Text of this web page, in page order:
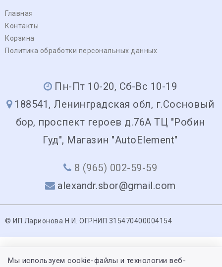
Главная
Контакты
Корзина
Политика обработки персональных данных
Пн-Пт 10-20, Сб-Вс 10-19
188541, Ленинградская обл, г.Сосновый
бор, проспект героев д.76А ТЦ "Робин
Гуд", Магазин "AutoElement"
8 (965) 002-59-59
alexandr.sbor@gmail.com
© ИП Ларионова Н.И. ОГРНИП 315470400004154
Мы используем cookie-файлы и технологии веб-